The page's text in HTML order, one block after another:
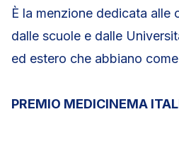
È la menzione dedicata alle
dalle scuole e dalle
ed estero che abbiano
PREMIO MEDICINEMA